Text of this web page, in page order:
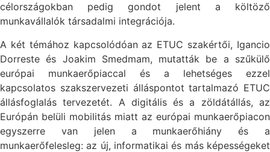
célországokban pedig gondot jelent a költöző
munkavállalók társadalmi integrációja.
A két témához kapcsolódóan az ETUC szakértői, Igancio
Dorreste és Joakim Smedmam, mutatták be a szűkülő
európai munkaerőpiaccal és a lehetséges ezzel
kapcsolatos szakszervezeti álláspontot tartalmazó ETUC
állásfoglalás tervezetét. A digitális és a zöldátállás, az
Európán belüli mobilitás miatt az európai munkaerőpiacon
egyszerre van jelen a munkaerőhiány és a
munkaerőfelesleg: az új, informatikai és más képességeket